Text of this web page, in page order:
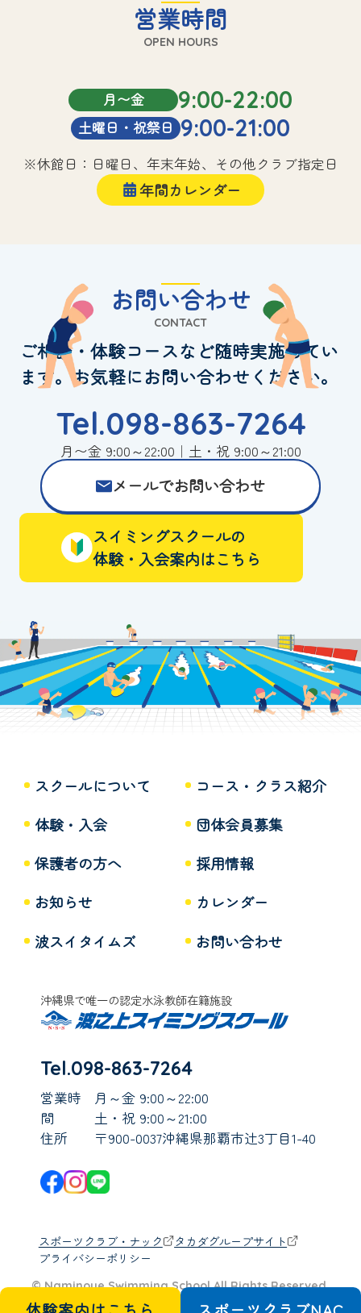
営業時間
OPEN HOURS
月〜金 9:00-22:00
土曜日・祝祭日 9:00-21:00
※休館日：日曜日、年末年始、その他クラブ指定日
年間カレンダー
お問い合わせ
CONTACT
ご相談・体験コースなど随時実施してい
ます。お気軽にお問い合わせください。
Tel.098-863-7264
月〜金 9:00～22:00｜土・祝 9:00～21:00
メールでお問い合わせ
スイミングスクールの
体験・入会案内はこちら
スクールについて
コース・クラス紹介
体験・入会
団体会員募集
保護者の方へ
採用情報
お知らせ
カレンダー
波スイタイムズ
お問い合わせ
沖縄県で唯一の認定水泳教師在籍施設
Tel.098-863-7264
営業時
間
月～金 9:00～22:00
土・祝 9:00～21:00
住所
〒900-0037沖縄県那覇市辻3丁目1-40
スポーツクラブ・ナック
タカダグループサイト
プライバシーポリシー
© Naminoue Swimming School All Rights Reserved.